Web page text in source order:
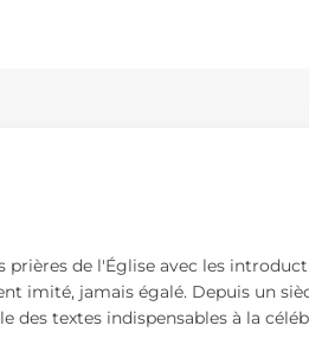
de l'Église avec les
imité, jamais égalé. Depuis un
des textes indispensables à la